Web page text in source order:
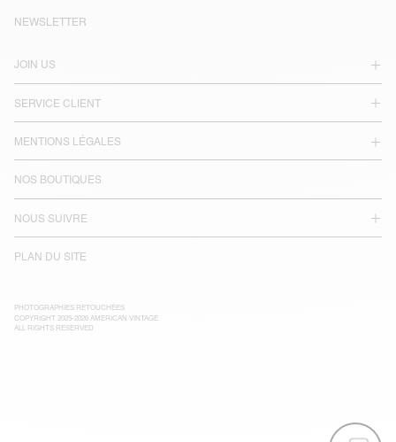
JOIN US
SERVICE CLIENT
MENTIONS LÉGALES
NOS BOUTIQUES
NOUS SUIVRE
PLAN DU SITE
NEWSLETTER
PHOTOGRAPHIES RETOUCHÉES
COPYRIGHT 2025-2026 AMERICAN VINTAGE
ALL RIGHTS RESERVED